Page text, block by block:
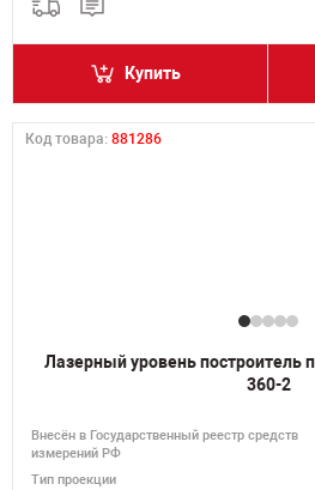
Купить
Код товара: 881286
Лазерный уровень построитель
360-2
Внесён в Государственный реестр средств
измерений РФ
Тип проекции